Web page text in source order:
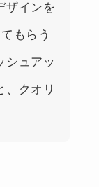
ザインを
もらう
シュアッ
、クオリ